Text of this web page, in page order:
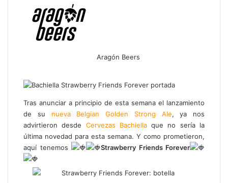
Aragón Beers
a
c
e
b
o
a
t
A
l
e
m
p
p
o
Tras anunciar a principio de esta semana el lanzamiento
de su nueva Belgian Golden Strong Ale, ya nos
advirtieron desde Cervezas Bachiellaque no sería la
última novedad para esta semana. Y como prometieron,
aquí tenemos
Strawberry Friends Forever